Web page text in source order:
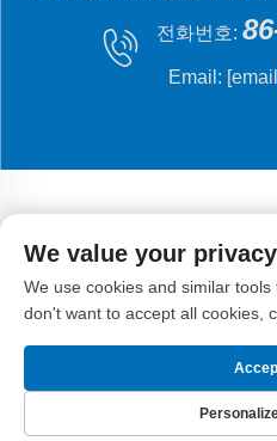
전화번호:
Email:
저작권 © 2024 상해 플라잉
인정보
홈페이지 제품
We value your privacy
We use cookies and similar
don't want to accept all cookies,